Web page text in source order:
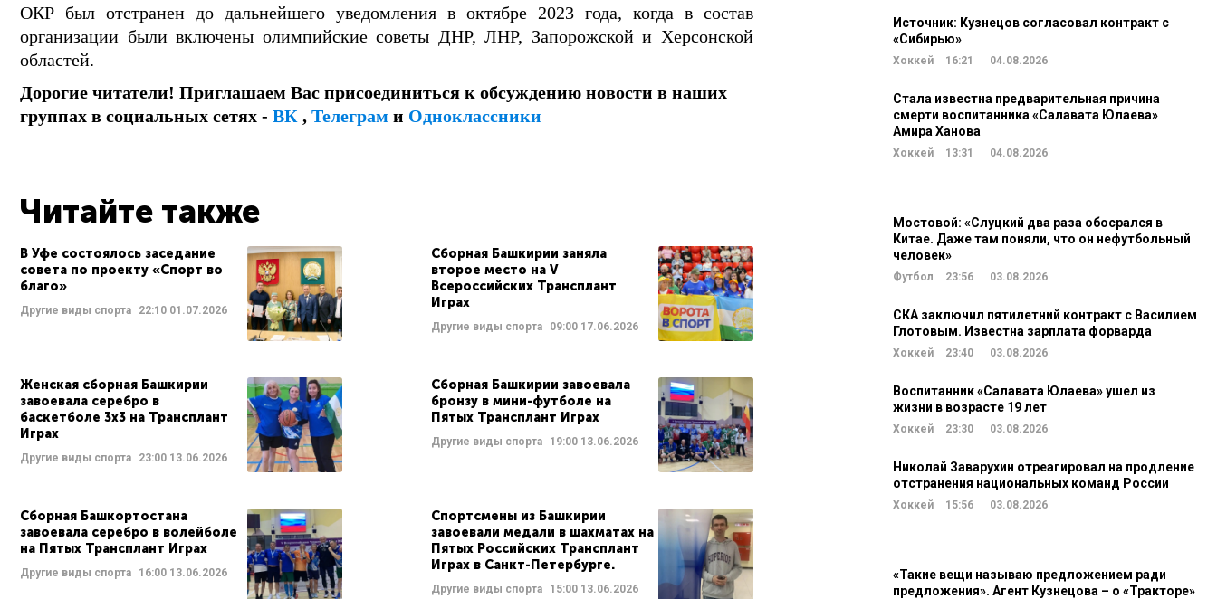
ОКР был отстранен до дальнейшего уведомления в октябре 2023 года, когда в состав
организации были включены олимпийские советы ДНР, ЛНР, Запорожской и Херсонской
областей.
Дорогие читатели! Приглашаем Вас присоединиться к обсуждению новости в наших
группах в социальных сетях - ВК , Телеграм и Одноклассники
Читайте также
В Уфе состоялось заседание
совета по проекту «Спорт во
благо»
Другие виды спорта 22:10 01.07.2026
Сборная Башкирии заняла
второе место на V
Всероссийских Трансплант
Играх
Другие виды спорта 09:0017.06.2026
Женская сборная Башкирии
завоевала серебро в
баскетболе 3х3 на Трансплант
Играх
Другие виды спорта 23:00 13.06.2026
Сборная Башкирии завоевала
бронзу в мини-футболе на
Пятых Трансплант Играх
Другие виды спорта 19:0013.06.2026
Сборная Башкортостана
завоевала серебро в волейболе
на Пятых Трансплант Играх
Другие виды спорта 16:00 13.06.2026
Спортсмены из Башкирии
завоевали медали в шахматах на
Пятых Российских Трансплант
Играх в Санкт-Петербурге.
Другие виды спорта 15:0013.06.2026
Источник: Кузнецов согласовал контракт с
«Сибирью»
Хоккей 16:21 04.08.2026
Стала известна предварительная причина
смерти воспитанника «Салавата Юлаева»
Амира Ханова
Хоккей 13:31 04.08.2026
Мостовой: «Слуцкий два раза обосрался в
Китае. Даже там поняли, что он нефутбольный
человек»
Футбол 23:56 03.08.2026
СКА заключил пятилетний контракт с Василием
Глотовым. Известна зарплата форварда
Хоккей 23:40 03.08.2026
Воспитанник «Салавата Юлаева» ушел из
жизни в возрасте 19 лет
Хоккей 23:30 03.08.2026
Николай Заварухин отреагировал на продление
отстранения национальных команд России
Хоккей 15:56 03.08.2026
«Такие вещи называю предложением ради
предложения». Агент Кузнецова – о «Тракторе»